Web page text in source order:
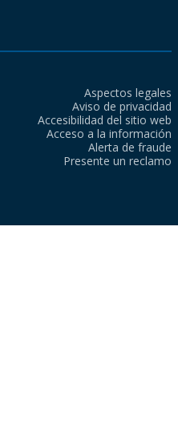
Aspectos legales
Aviso de privacidad
Accesibilidad del sitio web
Acceso a la información
Alerta de fraude
Presente un reclamo